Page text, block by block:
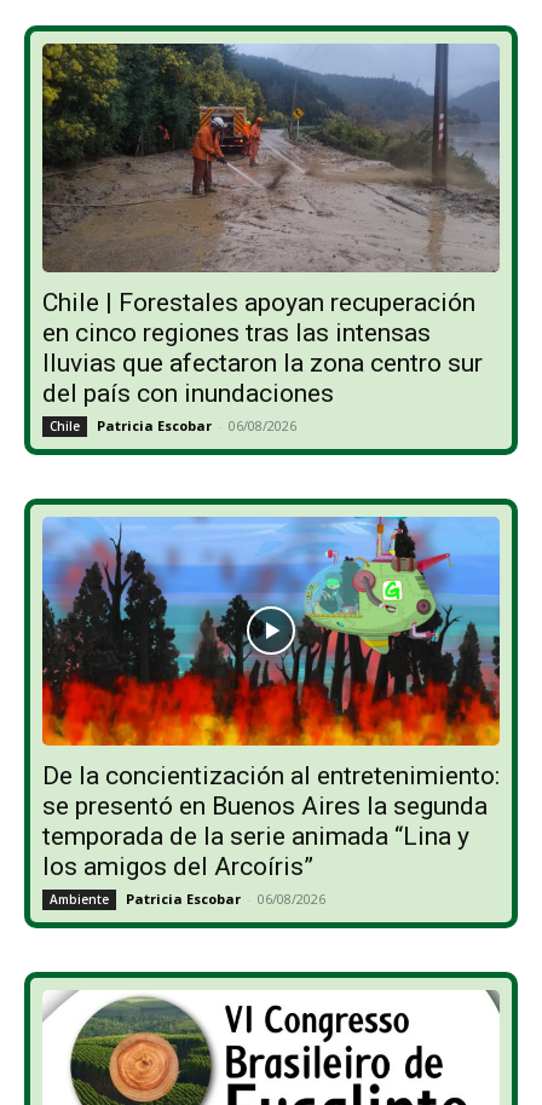
Chile | Forestales apoyan recuperación
en cinco regiones tras las intensas
lluvias que afectaron la zona centro sur
del país con inundaciones
Chile Patricia Escobar - 06/08/2026
De la concientización al entretenimiento:
se presentó en Buenos Aires la segunda
temporada de la serie animada “Lina y
los amigos del Arcoíris”
Ambiente Patricia Escobar - 06/08/2026